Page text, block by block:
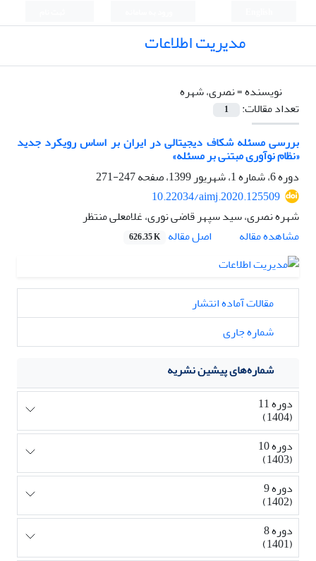
مدیریت اطلاعات
نویسنده =نصری، شهره
تعداد مقالات:
1
بررسی مسئله شکاف دیجیتالی در ایران بر اساس رویکرد جدید
«نظام نوآوری مبتنی بر مسئله»
دوره 6، شماره 1، شهریور 1399، صفحه
247-271
10.22034/aimj.2020.125509
شهره نصری، سید سپهر قاضی نوری، غلامعلی منتظر
مشاهده مقاله
اصل مقاله 626.35 K
مقالات آماده انتشار
شماره جاری
شماره‌های پیشین نشریه
دوره 11
(1404)
دوره 10
(1403)
دوره 9
(1402)
دوره 8
(1401)